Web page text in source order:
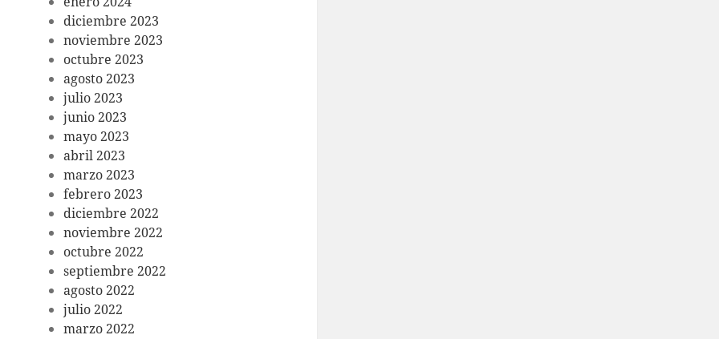
diciembre 2023
noviembre 2023
octubre 2023
agosto 2023
julio 2023
junio 2023
mayo 2023
abril 2023
marzo 2023
febrero 2023
diciembre 2022
noviembre 2022
octubre 2022
septiembre 2022
agosto 2022
julio 2022
marzo 2022